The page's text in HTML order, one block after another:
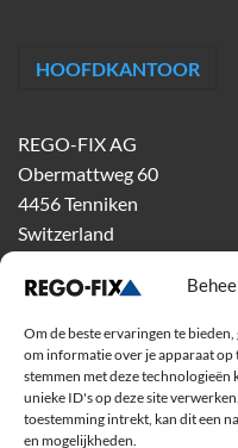
Om de beste ervaringen te
om informatie over je apparaat op
stemmen met deze technologieën
unieke ID's op deze site
toestemming intrekt, kan dit een
en mogelijkheden.
HOOFDKANTOOR
REGO-FIX AG
Obermattweg 60
4456 Tenniken
Switzerland